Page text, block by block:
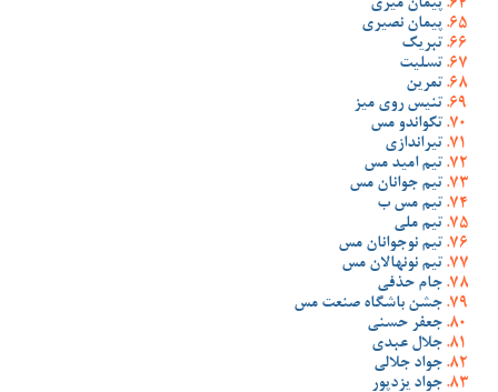
پیمان میری
پیمان نصیری
تبریک
تسلیت
تمرین
تنیس روی میز
تکواندو مس
تیراندازی
تیم امید مس
تیم جوانان مس
تیم مس ب
تیم ملی
تیم نوجوانان مس
تیم نونهالان مس
جام حذفی
جشن باشگاه صنعت مس
جعفر حسنی
جلال عبدی
جواد جلالی
جواد یزدپور